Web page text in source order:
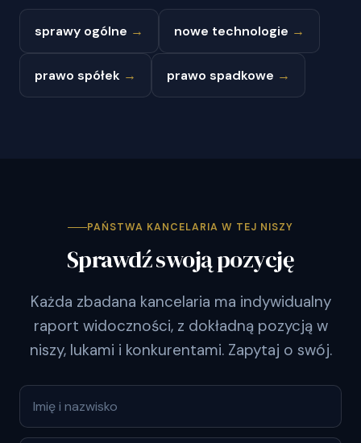
sprawy ogólne → nowe technologie →
prawo spółek → prawo spadkowe →
PAŃSTWA KANCELARIA W TEJ NISZY
Sprawdź swoją pozycję
Każda zbadana kancelaria ma indywidualny
raport widoczności, z dokładną pozycją w
niszy, lukami i konkurentami. Zapytaj o swój.